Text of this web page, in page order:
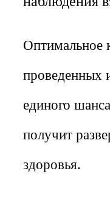
Оптимальное
проведенных
единого
получит
здоровья.